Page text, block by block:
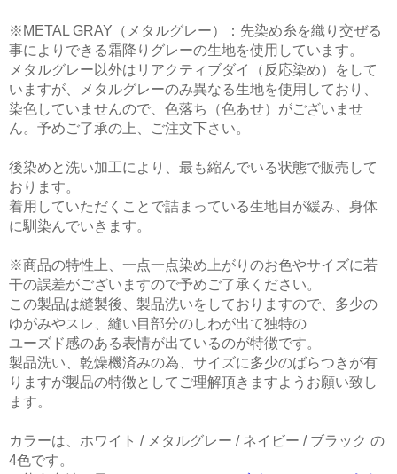
※METAL GRAY（メタルグレー）：先染め糸を織り交ぜる
事によりできる霜降りグレーの生地を使用しています。
メタルグレー以外はリアクティブダイ（反応染め）をして
いますが、メタルグレーのみ異なる生地を使用しており、
染色していませんので、色落ち（色あせ）がございませ
ん。予めご了承の上、ご注文下さい。
後染めと洗い加工により、最も縮んでいる状態で販売して
おります。
着用していただくことで詰まっている生地目が緩み、身体
に馴染んでいきます。
※商品の特性上、一点一点染め上がりのお色やサイズに若
干の誤差がございますので予めご了承ください。
この製品は縫製後、製品洗いをしておりますので、多少の
ゆがみやスレ、縫い目部分のしわが出て独特の
ユーズド感のある表情が出ているのが特徴です。
製品洗い、乾燥機済みの為、サイズに多少のばらつきが有
りますが製品の特徴としてご理解頂きますようお願い致し
ます。
カラーは、ホワイト / メタルグレー / ネイビー / ブラック の
4色です。